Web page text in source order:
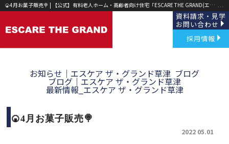
🍘4月お菓子販売🍭 | 【公式】有料老人ホーム・高齢者向け住宅「ESCARE THE GRAND(エスケア ザ グランド)」草津・野洲｜
資料請求・見学
お問い合わせ
採用情報
お知らせ｜エスケア ザ・グランド草津 ブログ
ブログ｜エスケア ザ・グランド草津
最新情報_エスケア ザ・グランド草津
🍘4月お菓子販売🍭
2022 05.01